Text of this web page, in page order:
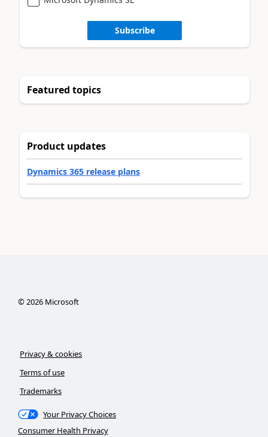
Subscribe
Featured topics
Product updates
Dynamics 365 release plans
©2026Microsoft
Privacy & cookies
Terms of use
Trademarks
Your Privacy Choices
Consumer Health Privacy